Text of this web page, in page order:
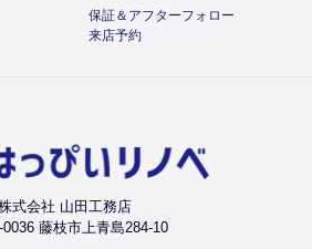
保証＆アフターフォロー
来店予約
式会社 山田工務店
0036 藤枝市上青島284-10